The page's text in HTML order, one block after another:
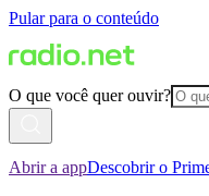
Pular para o conteúdo
O que você quer ouvir?
Abrir a appDescobrir o